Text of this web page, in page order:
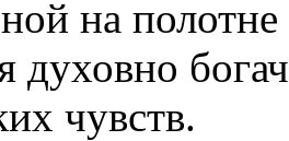
на
духовно
чувств.